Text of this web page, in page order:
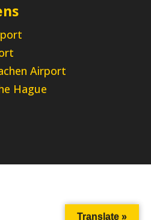
Airport
Hague
Translate »